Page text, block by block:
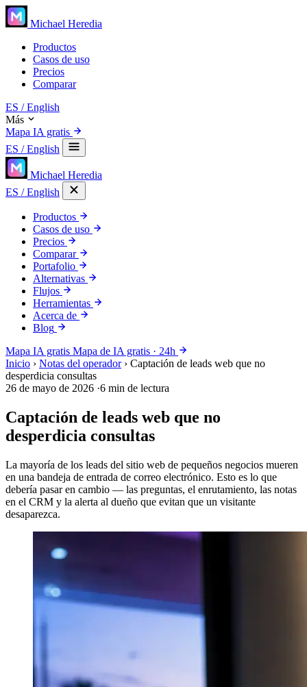
Michael Heredia
Productos
Casos de uso
Precios
Comparar
ES / English
Más
Mapa IA gratis
ES / English
Michael Heredia
ES / English
Productos
Casos de uso
Precios
Comparar
Portafolio
Alternativas
Flujos
Herramientas
Acerca de
Blog
Mapa IA gratis Mapa de IA gratis · 24h
Inicio › Notas del operador › Captación de leads web que no
desperdicia consultas
26 de mayo de 2026 ·6 min de lectura
Captación de leads web que no
desperdicia consultas
La mayoría de los leads del sitio web de pequeños negocios mueren
en una bandeja de entrada de correo electrónico. Esto es lo que
debería pasar en cambio — las preguntas, el enrutamiento, las notas
en el CRM y la alerta al dueño que evitan que un visitante
desaparezca.